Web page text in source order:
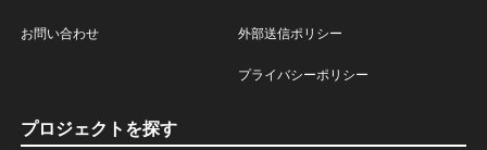
お問い合わせ 外部送信ポリシー
プライバシーポリシー
プロジェクトを探す